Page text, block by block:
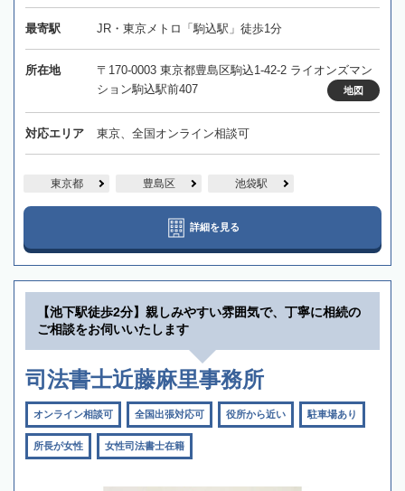
最寄駅 JR・東京メトロ「駒込駅」徒歩1分
所在地
〒170-0003 東京都豊島区駒込1-42-2 ライオンズマン
ション駒込駅前407
地図
対応エリア 東京、全国オンライン相談可
東京都 豊島区 池袋駅
詳細を見る
【池下駅徒歩2分】親しみやすい雰囲気で、丁寧に相続の
ご相談をお伺いいたします
司法書士近藤麻里事務所
オンライン相談可 全国出張対応可 役所から近い 駐車場あり
所長が女性 女性司法書士在籍